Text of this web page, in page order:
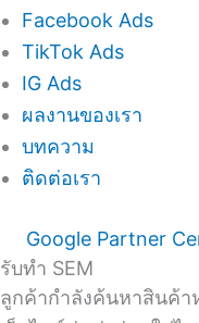
Facebook Ads
TikTok Ads
IG Ads
ผลงานของเรา
บทความ
ติดต่อเรา
Google Partner
รับทำ SEM
ลูกค้ากำลังค้นหาสินค้